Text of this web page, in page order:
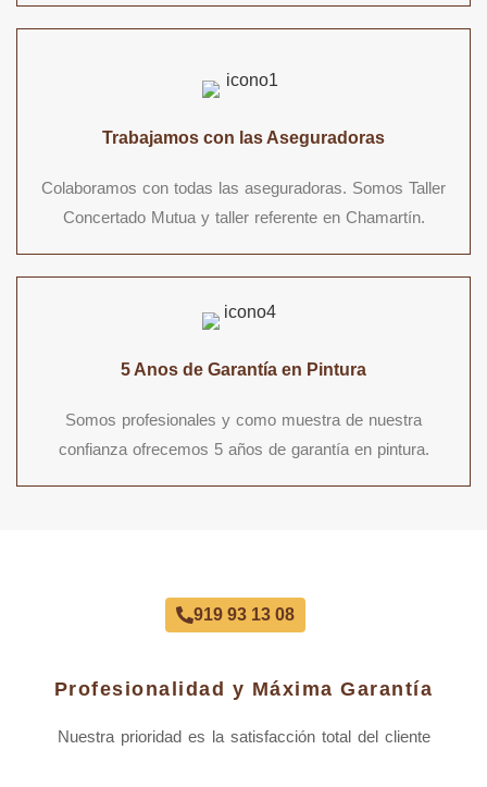
Trabajamos con las Aseguradoras
Colaboramos con todas las aseguradoras. Somos Taller
Concertado Mutua y taller referente en Chamartín.
5 Anos de Garantía en Pintura
Somos profesionales y como muestra de nuestra
confianza ofrecemos 5 años de garantía en pintura.
919 93 13 08
Profesionalidad y Máxima Garantía
Nuestra prioridad es la satisfacción total del cliente